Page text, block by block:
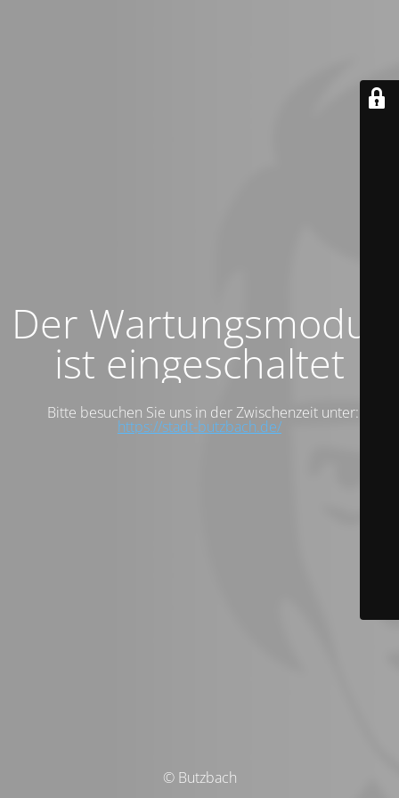
Der Wartungsmodus
ist eingeschaltet
Bitte besuchen Sie uns in der Zwischenzeit unter:
https://stadt-butzbach.de/
© Butzbach